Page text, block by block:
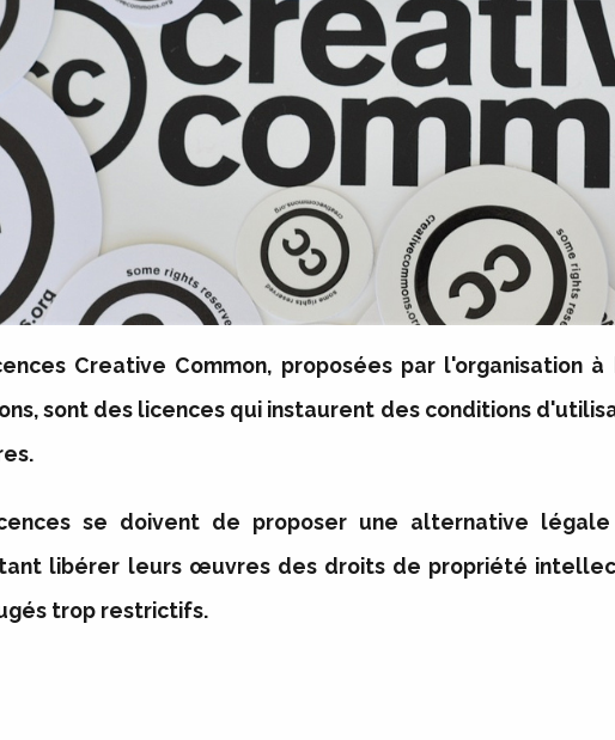
Creative Common, proposées par l'organisation
sont des licences qui instaurent des conditions
se doivent de proposer une alternative
libérer leurs œuvres des droits de propriété
trop restrictifs.